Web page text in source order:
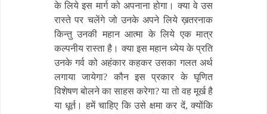
के लिये इस मार्ग को अपनाना होगा। क्या वे उस
रास्ते पर चलेंगे जो उनके अपने लिये ख़तरनाक
किन्तु उनकी महान आत्मा के लिये एक मात्र
कल्पनीय रास्ता है। क्या इस महान ध्येय के प्रति
उनके गर्व को अहंकार कहकर उसका गलत अर्थ
लगाया जायेगा? कौन इस प्रकार के घृणित
विशेषण बोलने का साहस करेगा? या तो वह मूर्ख है
या धूर्त। हमें चाहिए कि उसे क्षमा कर दें, क्योंकि